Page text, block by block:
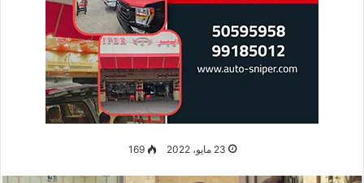
وجاءت الجنازة بعد ثلاثة أيام فقط من جنازة صحفية الجزيرة
حيث ركلت قوات الأمن حاملي النعش وضربتهم وأطلقت
قنابل الصوت على حشد من المعزين، ما أثار استنكارًا دوليًا.
وفي حديثها لبي بي سي، قالت عائلة شريف إنهم يشعرون الآن أنهم
يتعرضون لهجوم من قبل قوات الأمن. بعد نقل نادر إلى المستشفى،
أصيب قريب آخر بعد أن صدمته الشرطة على ما يبدو عند المدخل